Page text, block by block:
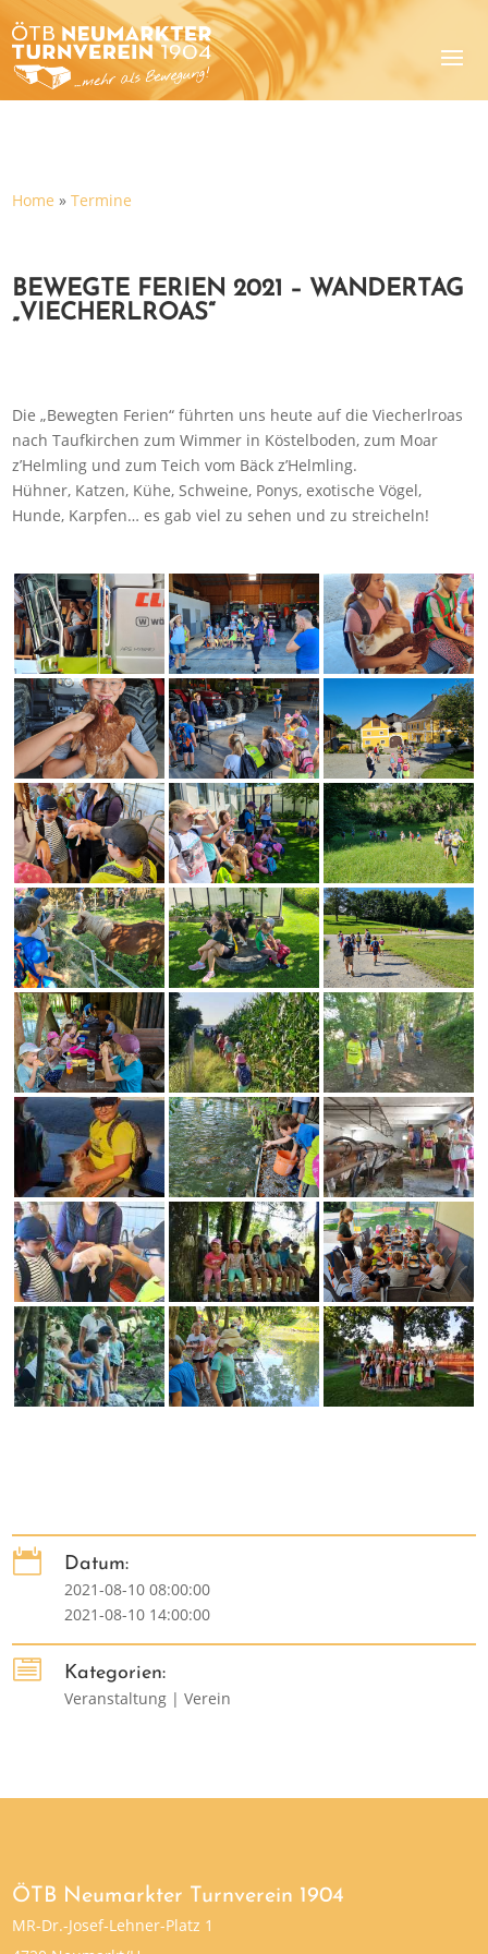
Home »Termine
BEWEGTE FERIEN 2021 – WANDERTAG
„VIECHERLROAS“
Die „Bewegten Ferien“ führten uns heute auf die Viecherlroas
nach Taufkirchen zum Wimmer in Köstelboden, zum Moar
z’Helmling und zum Teich vom Bäck z’Helmling.
Hühner, Katzen, Kühe, Schweine, Ponys, exotische Vögel,
Hunde, Karpfen… es gab viel zu sehen und zu streicheln!

Datum:
2021-08-10 08:00:00
2021-08-10 14:00:00

Kategorien:
Veranstaltung | Verein
ÖTB Neumarkter Turnverein 1904
MR-Dr.-Josef-Lehner-Platz 1